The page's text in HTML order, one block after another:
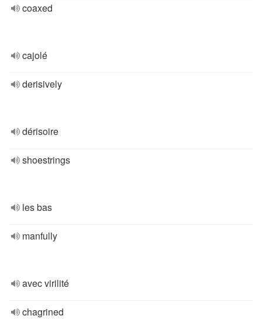
coaxed
cajolé
derisively
dérisoire
shoestrings
les bas
manfully
avec virilité
chagrined